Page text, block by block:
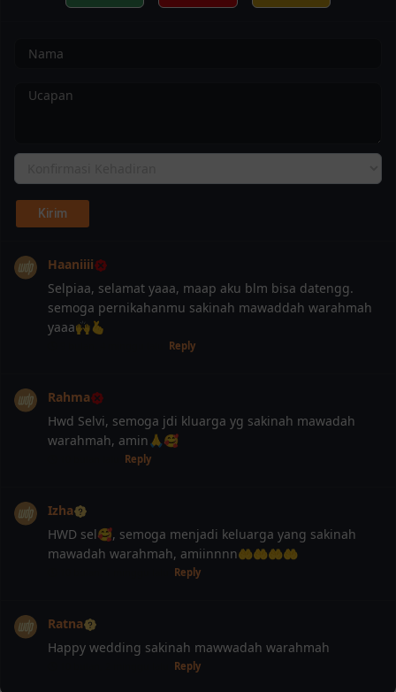
Haaniiii
Selpiaa, selamat yaaa, maap aku blm bisa datengg.
semoga pernikahanmu sakinah mawaddah warahmah
yaaa🙌🫰
Reply
Rahma
Hwd Selvi, semoga jdi kluarga yg sakinah mawadah
warahmah, amin🙏🥰
Reply
Izha
HWD sel🥰, semoga menjadi keluarga yang sakinah
mawadah warahmah, amiinnnn🤲🤲🤲🤲
Reply
Ratna
Happy wedding sakinah mawwadah warahmah
Reply